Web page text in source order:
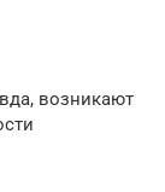
возникают